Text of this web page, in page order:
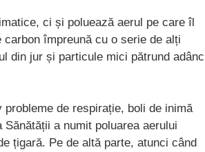
ci și poluează aerul pe care îl
împreună cu o serie de alți
din jur și particule mici pătrund adânc
de respirație, boli de inimă
a numit poluarea aerului
țigară. Pe de altă parte, atunci când